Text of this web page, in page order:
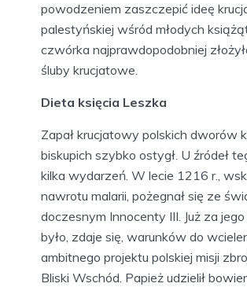
powodzeniem zaszczepić ideę
palestyńskiej wśród młodych
czwórka najprawdopodobniej
śluby krucjatowe.
Dieta księcia Leszka
Zapał krucjatowy polskich dworów
biskupich szybko ostygł. U źródeł
kilka wydarzeń. W lecie 1216 r.,
nawrotu malarii, pożegnał się ze
doczesnym Innocenty III. Już za jego
było, zdaje się, warunków do
ambitnego projektu polskiej misji
Bliski Wschód. Papież udzielił